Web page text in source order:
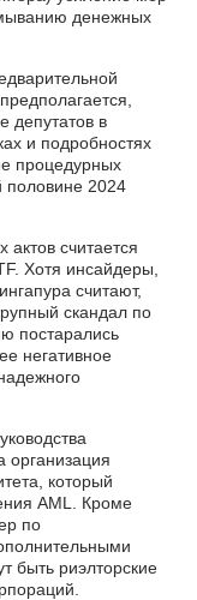
денежных
депутатов в
и подробностях
процедурных
половине 2024
считается
Хотя инсайдеры,
считают,
скандал по
постарались
негативное
организация
который
AML. Кроме
по
быть риэлторские